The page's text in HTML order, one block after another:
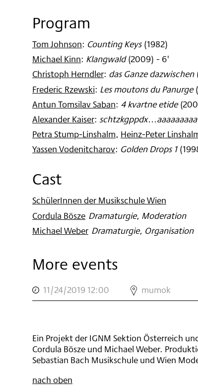
Program
Tom Johnson: Counting Keys (1982)
Michael Kinn: Klangwald (2009) - 6'
Christoph Herndler: das Ganze dazwischen
Frederic Rzewski: Les moutons du Panurge (
Antun Tomsilav Saban: 4 kvartne etide (
Alexander Kaiser: schtzkgppdx...aaaaaaaaa
Petra Stump-Linshalm, Heinz-Peter
Yassen Vodenitcharov: Golden Drops 1 (
Cast
SchülerInnen der Musikschule Wien:
Cordula Bösze
: Dramaturgie, Moderation
Michael Weber
: Dramaturgie, Organisation
More events
11/24/2019 12:00
,
MUMOK
MATINEE
mumok
Ein Projekt der IGNM Sektion Österreich
Cordula Bösze und Michael Weber.
Sebastian Bach Musikschule und Wien
nach oben